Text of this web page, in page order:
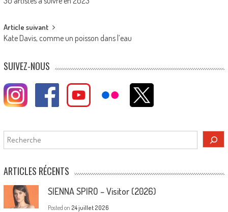
navigation
Article suivant
Kate Davis, comme un poisson dans l’eau
SUIVEZ-NOUS
Rechercher
ARTICLES RÉCENTS
SIENNA SPIRO – Visitor (2026)
Posted on 24 juillet 2026